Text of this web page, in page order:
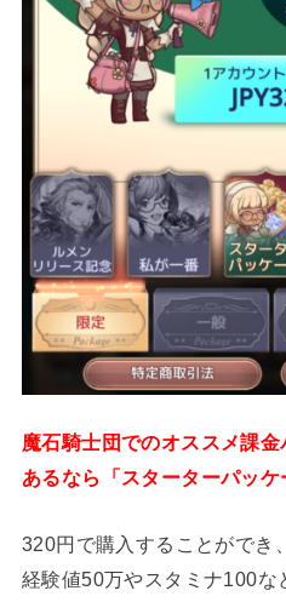
魔石騎士団でのオススメ課
あるなら「スターターパッ
320円で購入することができ
経験値50万やスタミナ100な